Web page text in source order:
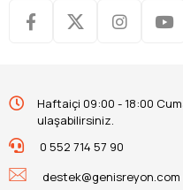
Haftaiçi 09:00 - 18:00
ulaşabilirsiniz.
0 552 714 57 90
destek@genisreyon.com